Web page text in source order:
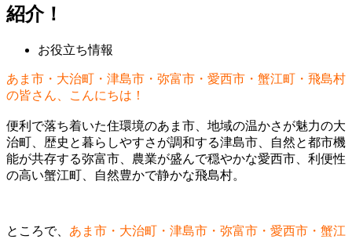
紹介！
お役立ち情報
あま市・大治町・津島市・弥富市・愛西市・蟹江町・飛島村
の皆さん、こんにちは！
便利で落ち着いた住環境のあま市、地域の温かさが魅力の大
治町、歴史と暮らしやすさが調和する津島市、自然と都市機
能が共存する弥富市、農業が盛んで穏やかな愛西市、利便性
の高い蟹江町、自然豊かで静かな飛島村。
ところで、 あま市・大治町・津島市・弥富市・愛西市・蟹江